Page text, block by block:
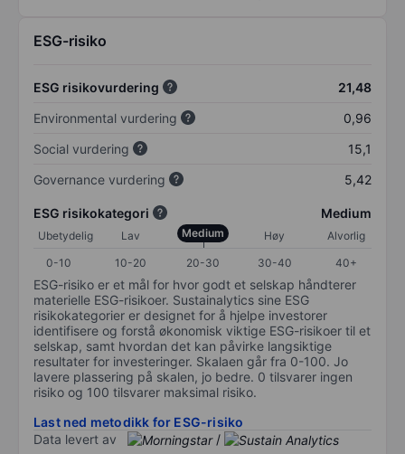
ESG-risiko
ESG risikovurdering
21,48
Environmental vurdering
0,96
Social vurdering
15,1
Governance vurdering
5,42
ESG risikokategori Medium
Ubetydelig Lav Medium Høy
Alvorlig
0-10
10-20 20-30 30-40 40+
ESG-risiko er et mål for hvor godt et selskap håndterer
materielle ESG-risikoer. Sustainalytics sine ESG
risikokategorier er designet for å hjelpe investorer
identifisere og forstå økonomisk viktige ESG-risikoer til et
selskap, samt hvordan det kan påvirke langsiktige
resultater for investeringer. Skalaen går fra 0-100. Jo
lavere plassering på skalen, jo bedre. 0 tilsvarer ingen
risiko og 100 tilsvarer maksimal risiko.
Last ned metodikk for ESG-risiko
Data levert av
/